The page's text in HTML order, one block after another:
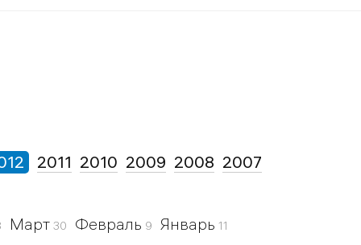
Март 30 Февраль 9 Январь 11
2011 2010 2009 2008 2007